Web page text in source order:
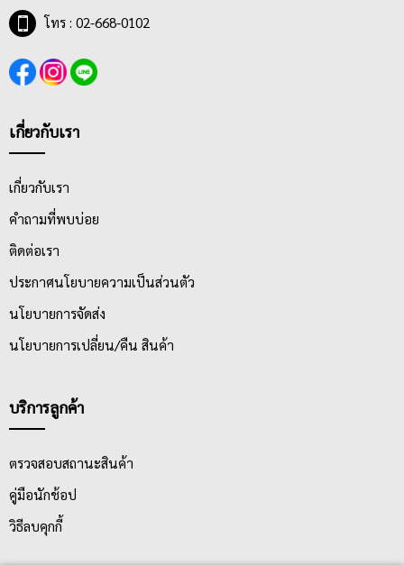
โทร : 02-668-0102
เกี่ยวกับเรา
เกี่ยวกับเรา
คำถามที่พบบ่อย
ติดต่อเรา
ประกาศนโยบายความเป็นส่วนตัว
นโยบายการจัดส่ง
นโยบายการเปลี่ยน/คืน สินค้า
บริการลูกค้า
ตรวจสอบสถานะสินค้า
คู่มือนักช้อป
วิธีลบคุกกี้